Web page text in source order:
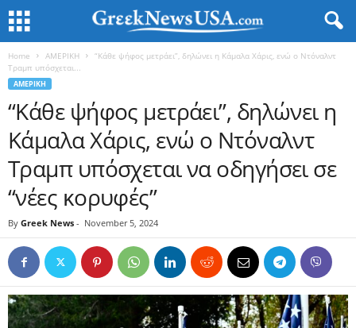
Home ΑΜΕΡΙΚΗ
“Κάθε ψήφος μετράει”, δηλώνει η Κάμαλα Χάρις, ενώ ο Ντόναλντ
Τραμπ υπόσχεται...
ΑΜΕΡΙΚΗ
“Κάθε ψήφος μετράει”, δηλώνει η
Κάμαλα Χάρις, ενώ ο Ντόναλντ
Τραμπ υπόσχεται να οδηγήσει σε
“νέες κορυφές”
By Greek News - November 5, 2024